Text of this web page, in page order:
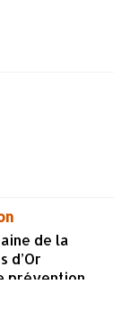
de la
d’Or
prévention